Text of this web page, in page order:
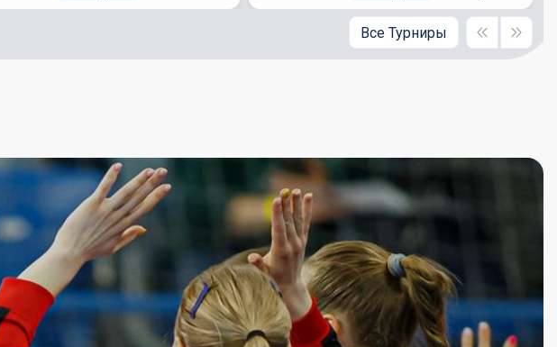
Все Турниры